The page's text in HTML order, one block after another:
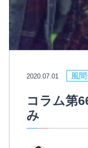
2020.07.01 風
コラム第
み